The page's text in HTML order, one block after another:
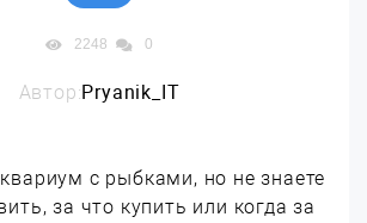
2248 0
Автор:Pryanik_IT
с рыбками, но не знаете
за что купить или когда за